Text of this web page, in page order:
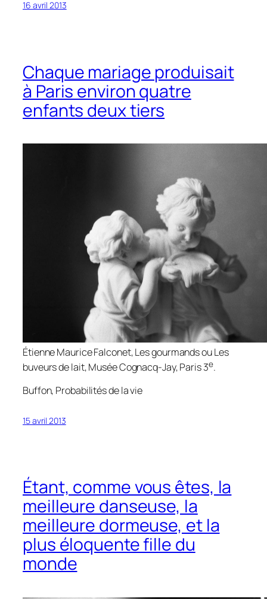
16 avril 2013
Chaque mariage produisait
à Paris environ quatre
enfants deux tiers
Étienne Maurice Falconet,Les gourmandsouLes
buveurs de lait, Musée Cognacq-Jay, Paris 3e.
Buffon, Probabilités de la vie
15 avril 2013
Étant, comme vous êtes, la
meilleure danseuse, la
meilleure dormeuse, et la
plus éloquente fille du
monde